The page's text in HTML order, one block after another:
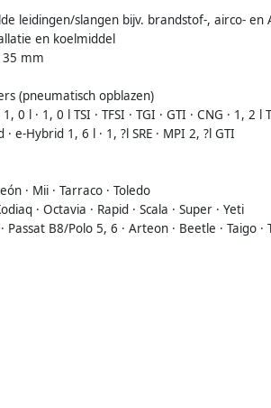
leidingen/slangen bijv. brandstof-, airco- en
en koelmiddel
35 mm
(pneumatisch opblazen)
· 1, 0 l TSI · TFSI · TGI · GTI · CNG · 1, 2 l
· e-Hybrid 1, 6 l · 1, ?l SRE · MPI 2, ?l GTI
· Mii · Tarraco · Toledo
· Octavia · Rapid · Scala · Super · Yeti
B8/Polo 5, 6 · Arteon · Beetle · Taigo ·